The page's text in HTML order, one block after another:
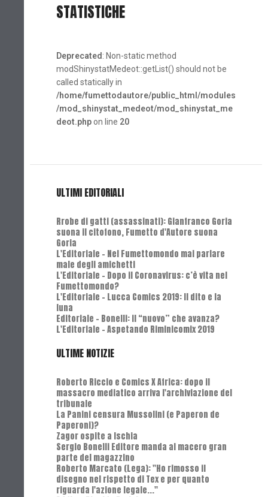
STATISTICHE
Deprecated : Non-static method
modShinystatMedeot::getList() should not be
called statically in
/home/fumettodautore/public_html/modules
/mod_shinystat_medeot/mod_shinystat_me
deot.phpon line 20
ULTIMI EDITORIALI
Rrobe di gatti (assassinati): Gianfranco Goria
suona il citofono, Fumetto d'Autore suona
Goria
L'Editoriale - Nel Fumettomondo mai parlare
male degli amichetti
L'Editoriale - Dopo il Coronavirus: c’è vita nel
Fumettomondo?
L'Editoriale - Lucca Comics 2019: Il dito e la
luna
Editoriale - Bonelli: il “nuovo” che avanza?
L'Editoriale - Aspetando Riminicomix 2019
ULTIME NOTIZIE
Roberto Riccio e Comics X Africa: dopo il
massacro mediatico arriva l'archiviazione del
tribunale
La Panini censura Mussolini (e Paperon de
Paperoni)?
Zagor ospite a Ischia
Sergio Bonelli Editore manda al macero gran
parte del magazzino
Roberto Marcato (Lega): "Ho rimosso il
disegno nel rispetto di Tex e per quanto
riguarda l'azione legale..."